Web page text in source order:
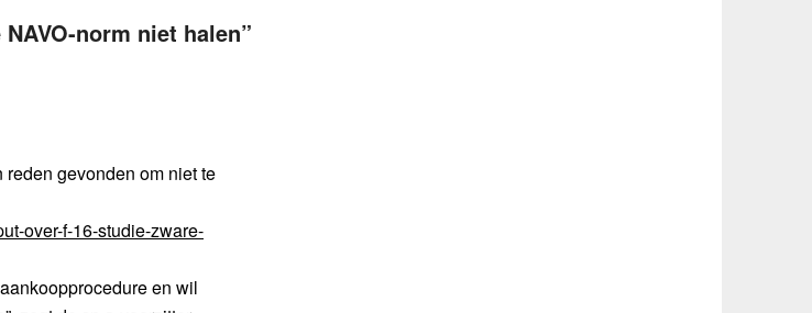
norm niet halen”
gevonden om niet te
over-f-16-studie-zware-
en wil